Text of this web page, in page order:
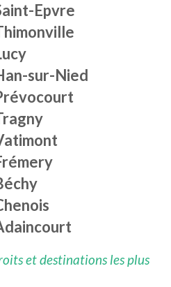
Epvre
sur-Nied
et destinations les plus